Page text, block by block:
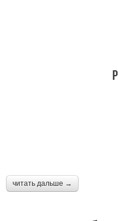
читать дальше →